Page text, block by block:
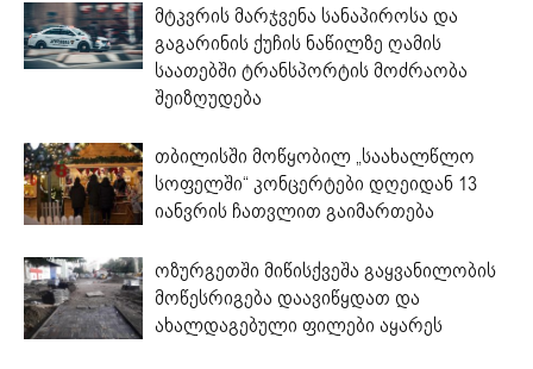
მტკვრის მარჯვენა სანაპიროსა და
გაგარინის ქუჩის ნაწილზე ღამის
საათებში ტრანსპორტის მოძრაობა
შეიზღუდება
თბილისში მოწყობილ „საახალწლო
სოფელში“ კონცერტები დღეიდან 13
იანვრის ჩათვლით გაიმართება
ოზურგეთში მიწისქვეშა გაყვანილობის
მოწესრიგება დაავიწყდათ და
ახალდაგებული ფილები აყარეს